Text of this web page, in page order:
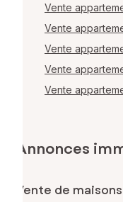
Vente
Vente
Vente
Vente
Vente
Annonces
Vente de maisons